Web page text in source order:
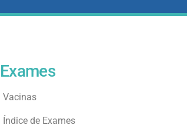
Exames
Vacinas
Índice de Exames